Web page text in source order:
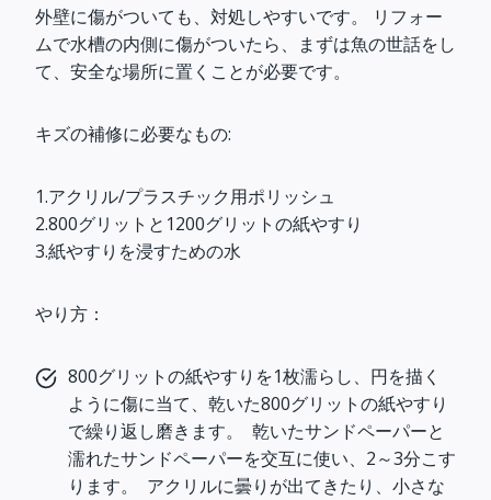
外壁に傷がついても、対処しやすいです。 リフォー
ムで水槽の内側に傷がついたら、まずは魚の世話をし
て、安全な場所に置くことが必要です。
キズの補修に必要なもの:
1.アクリル/プラスチック用ポリッシュ
2.800グリットと1200グリットの紙やすり
3.紙やすりを浸すための水
やり方：
800グリットの紙やすりを1枚濡らし、円を描く
ように傷に当て、乾いた800グリットの紙やすり
で繰り返し磨きます。 乾いたサンドペーパーと
濡れたサンドペーパーを交互に使い、2～3分こす
ります。 アクリルに曇りが出てきたり、小さな